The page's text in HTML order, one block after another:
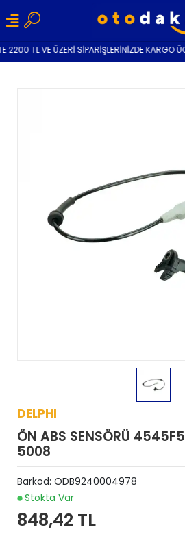
2200 TL VE ÜZERİ SİPARİŞLERİNİZDE KARGO
DELPHI
ÖN ABS SENSÖRÜ
5008
Barkod: ODB9240004978
Stokta Var
848,42 TL